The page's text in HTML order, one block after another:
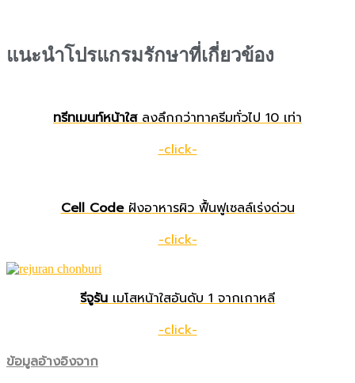
แนะนำโปรแกรมรักษาที่เกี่ยวข้อง
ทรีทเมนท์หน้าใสลงลึกกว่าทาครีมทั่วไป 10 เท่า
-click-
Cell Codeฝังอาหารผิว ฟื้นฟูเซลล์เร่งด่วน
-click-
รีจูรันเมโสหน้าใสอันดับ 1 จากเกาหลี
-click-
ข้อมูลอ้างอิงจาก